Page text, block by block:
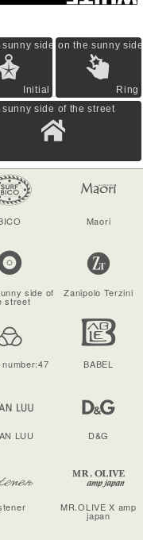
side of the street
Initial
on the sunny
Ring
sunny side of the street
Maori
side of
street
Zanipolo Terzini
BABEL
LUU D&G
MR.OLIVE X amp
japan